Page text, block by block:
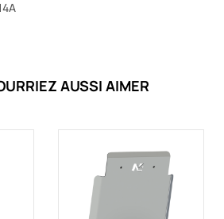
AUSSI AIMER